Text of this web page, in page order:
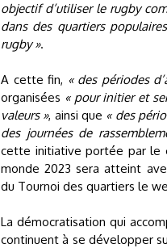
objectif d’utiliser le rugby
dans des quartiers
rugby ».
A cette fin, « des périodes
organisées « pour initier et
valeurs », ainsi que « des
des journées de
cette initiative portée par le
monde 2023 sera atteint
du Tournoi des quartiers le
La démocratisation qui
continuent à se développer